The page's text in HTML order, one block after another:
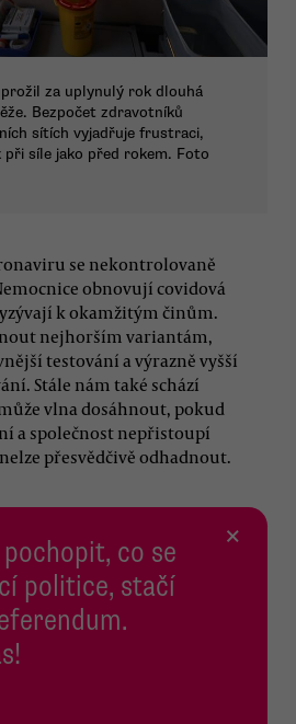
za uplynulý rok dlouhá
Bezpočet zdravotníků
sítích vyjadřuje frustraci,
síle jako před rokem. Foto
se nekontrolovaně
obnovují covidová
k okamžitým činům.
nejhorším variantám,
testování a výrazně vyšší
Stále nám také schází
vlna dosáhnout, pokud
a společnost nepřistoupí
přesvědčivě odhadnout.
co se
politice, stačí
×